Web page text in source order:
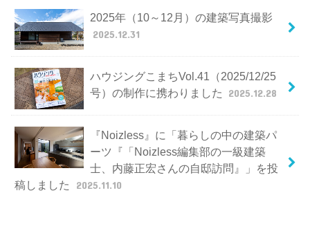
2025年（10～12月）の建築写真撮影
2025.12.31
ハウジングこまちVol.41（2025/12/25
号）の制作に携わりました
2025.12.28
『Noizless』に「暮らしの中の建築パ
ーツ『「Noizless編集部の一級建築
士、内藤正宏さんの自邸訪問』」を投
稿しました
2025.11.10